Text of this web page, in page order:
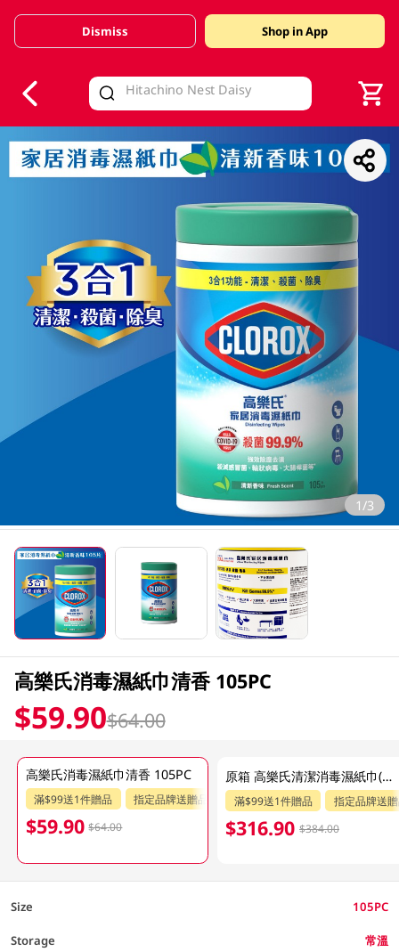
Valid Until 30 June 2026
Dismiss Shop in App
1/3
高樂氏消毒濕紙巾清香 105PC
$59.90$64.00
高樂氏消毒濕紙巾清香 105PC
滿$99送1件贈品 指定品牌送贈品
$59.90 $64.00
原箱 高樂氏清潔消毒濕紙巾(清新) 6x105s
滿$99送1件贈品 指定品牌送
$316.90 $384.00
Size 105PC
Storage 常溫